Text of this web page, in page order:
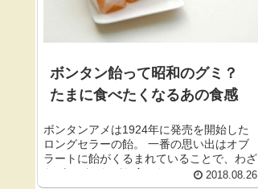
ボンタン飴って昭和のグミ？
たまに食べたくなるあの食感
ボンタンアメは1924年に発売を開始した
ロングセラーの飴。 一番の思い出はオブ
ラートに飴がくるまれていることで、わざ
わざはがしながら食べた...
2018.08.26